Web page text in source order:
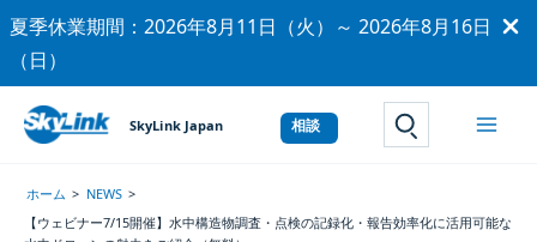
夏季休業期間：2026年8月11日（火）～ 2026年8月16日
（日）
内
を
SkyLink Japan サイト内検索
ホーム
NEWS
【ウェビナー7/15開催】水中構造物調査・点検の記録化・報告効率化に活用可能な